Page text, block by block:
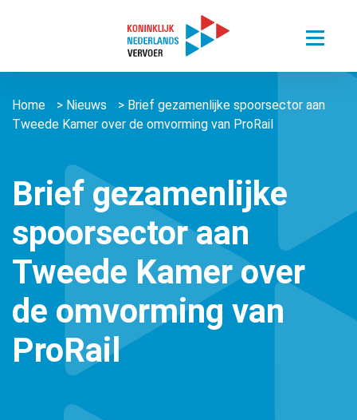
Toggle
van mobiliteit
belang van personenvervoer
Sectoren
en Taxi
Vervoer
Mobility
stichtingen en verenigingen
Over ons
ons
us ǀ English
worden
Agenda
Kennisportaal
en Taxi
Vervoer
Contact
Lid worden
Home > Nieuws > Brief gezamenlijke spoorsector aan
Tweede Kamer over de omvorming van ProRail
Brief gezamenlijke
spoorsector aan
Tweede Kamer over
de omvorming van
ProRail